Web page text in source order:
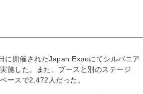
に開催されたJapan Expoにてシルバニア
施した。また、ブースと別のステージ
ースで2,472人だった。